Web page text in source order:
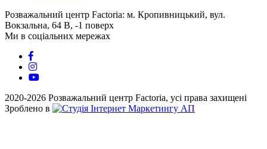
Розважальний центр Factoria: м. Кропивницький, вул.
Вокзальна, 64 В, -1 поверх
Ми в соціальних мережах
2020-2026 Розважальний центр Factoria, усі права захищені
Зроблено в